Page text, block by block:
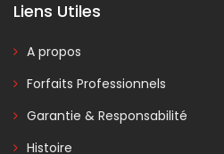
Liens Utiles
A propos
Forfaits Professionnels
Garantie & Responsabilité
Histoire